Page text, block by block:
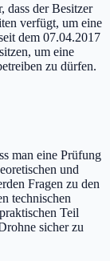
dass der Besitzer
verfügt, um eine
dem 07.04.2017
um eine
zu dürfen.
man eine Prüfung
und
Fragen zu den
technischen
Teil
sicher zu